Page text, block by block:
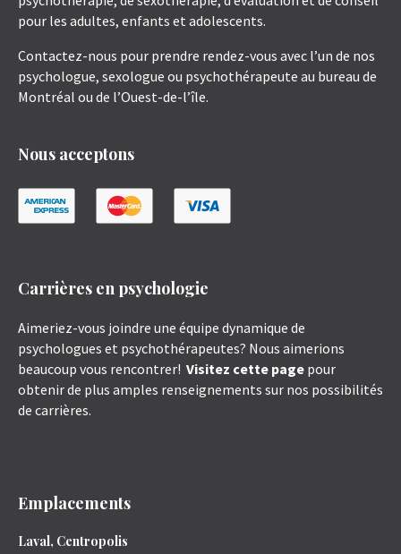
pour les adultes, enfants et adolescents.
Contactez-nous pour prendre rendez-vous avec l’un de nos
psychologue, sexologue ou psychothérapeute au bureau de
Montréal ou de l’Ouest-de-l’île.
Nous acceptons
Carrières en psychologie
Aimeriez-vous joindre une équipe dynamique de
psychologues et psychothérapeutes? Nous aimerions
beaucoup vous rencontrer! Visitez cette page pour
obtenir de plus amples renseignements sur nos possibilités
de carrières.
Emplacements
Laval, Centropolis